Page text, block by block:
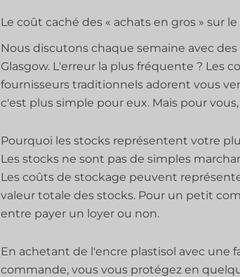
Le coût caché des « achats en gros » sur
Nous discutons chaque semaine avec
Glasgow. L'erreur la plus fréquente ? Les
fournisseurs traditionnels adorent vous
c'est plus simple pour eux. Mais pour
Pourquoi les stocks représentent votre
Les stocks ne sont pas de simples
Les coûts de stockage peuvent
valeur totale des stocks. Pour un petit
entre payer un loyer ou non.
En achetant de l'encre plastisol avec une
commande, vous vous protégez en